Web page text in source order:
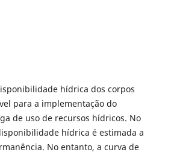
hídrica dos corpos
para a implementação do
de uso de recursos hídricos. No
hídrica é estimada a
No entanto, a curva de